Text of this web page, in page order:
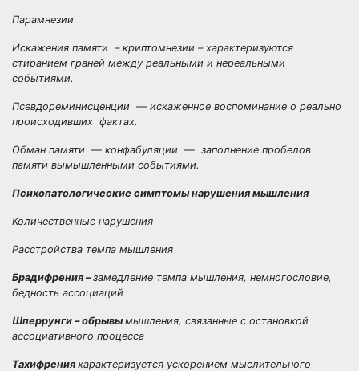
Парамнезии
Искажения памяти – криптомнезии – характеризуются
стиранием граней между реальными и нереальными
событиями.
Псевдореминисценции — искаженное воспоминание о реально
происходивших фактах.
Обман памяти — конфабуляции — заполнение пробелов
памяти вымышленными событиями.
Психопатологические симптомы нарушения мышления
Количественные нарушения
Расстройства темпа мышления
Брадифрения –замедление темпа мышления, немногословие,
бедность ассоциаций
Шперрунги – обрывымышления, связанные с остановкой
ассоциативного процесса
Тахифренияхарактеризуется ускорением мыслительного